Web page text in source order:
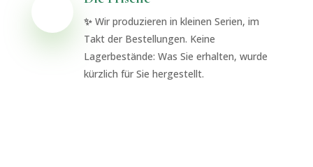
✨Wir produzieren in kleinen Serien, im
Takt der Bestellungen. Keine
Lagerbestände: Was Sie erhalten, wurde
kürzlich für Sie hergestellt.